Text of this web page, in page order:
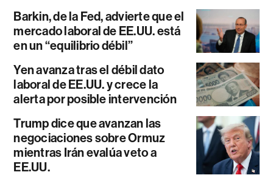
Barkin, de la Fed, advierte que el
mercado laboral de EE.UU. está
en un “equilibrio débil”
Yen avanza tras el débil dato
laboral de EE.UU. y crece la
alerta por posible intervención
Trump dice que avanzan las
negociaciones sobre Ormuz
mientras Irán evalúa veto a
EE.UU.